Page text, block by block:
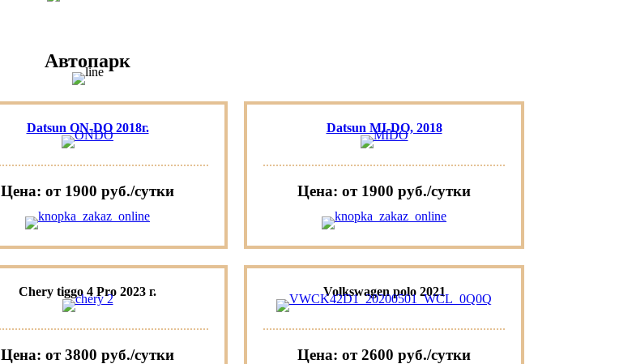
Автопарк
Datsun ON-DO 2018г.
Цена: от 1900 руб./сутки
Datsun MI-DO, 2018
Цена: от 1900 руб./сутки
Chery tiggo 4 Pro 2023 г.
Цена: от 3800 руб./сутки
Volkswagen polo 2021
Цена: от 2600 руб./сутки